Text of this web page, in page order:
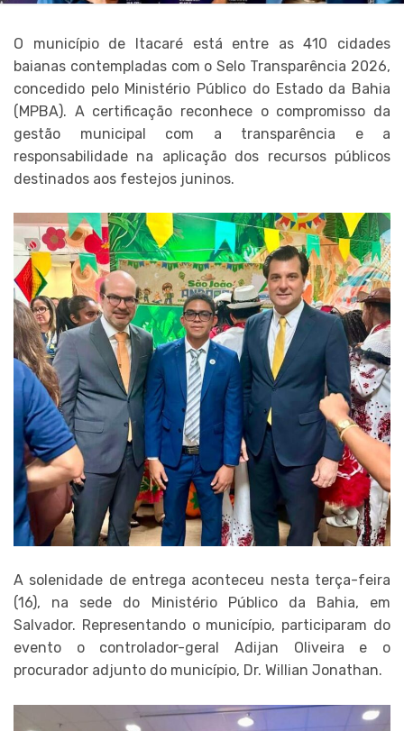
O município de Itacaré está entre as 410 cidades
baianas contempladas com o Selo Transparência 2026,
concedido pelo Ministério Público do Estado da Bahia
(MPBA). A certificação reconhece o compromisso da
gestão municipal com a transparência e a
responsabilidade na aplicação dos recursos públicos
destinados aos festejos juninos.
A solenidade de entrega aconteceu nesta terça-feira
(16), na sede do Ministério Público da Bahia, em
Salvador. Representando o município, participaram do
evento o controlador-geral Adijan Oliveira e o
procurador adjunto do município, Dr. Willian Jonathan.